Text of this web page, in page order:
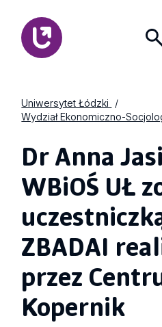
Uniwersytet Łódzki
Wydział Ekonomiczno-
Dr Anna
WBiOŚ UŁ
ZBADAI
przez
Kopernik